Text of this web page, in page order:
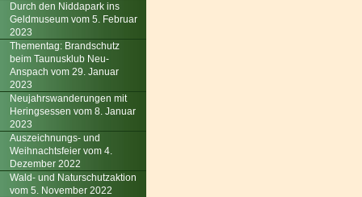
Durch den Niddapark ins
Geldmuseum vom 5. Februar
2023
Thementag: Brandschutz
beim Taunusklub Neu-
Anspach vom 29. Januar
2023
Neujahrswanderungen mit
Heringsessen vom 8. Januar
2023
Auszeichnungs- und
Weihnachtsfeier vom 4.
Dezember 2022
Wald- und Naturschutzaktion
vom 5. November 2022